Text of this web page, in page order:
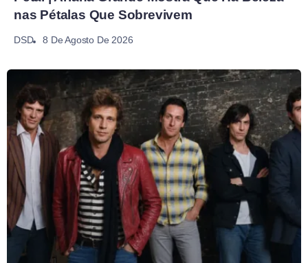
nas Pétalas Que Sobrevivem
DSD 8 De Agosto De 2026